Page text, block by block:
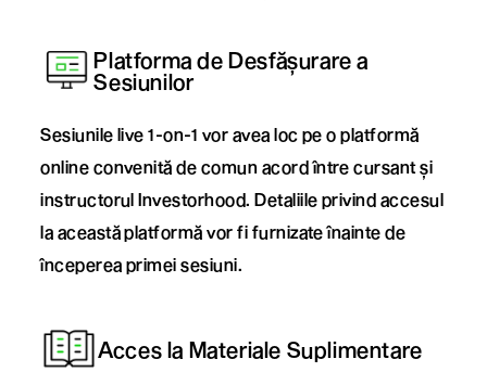
Platforma de Desfășurare a
Sesiunilor
Sesiunile live 1-on-1 vor avea loc pe o platformă
online convenită de comun acord între cursant și
instructorul Investorhood. Detaliile privind accesul
la această platformă vor fi furnizate înainte de
începerea primei sesiuni.
Acces la Materiale Suplimentare